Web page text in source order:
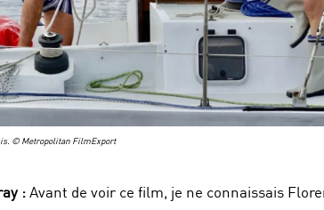
© Metropolitan FilmExport
:Avant de voir ce film, je ne connaissais